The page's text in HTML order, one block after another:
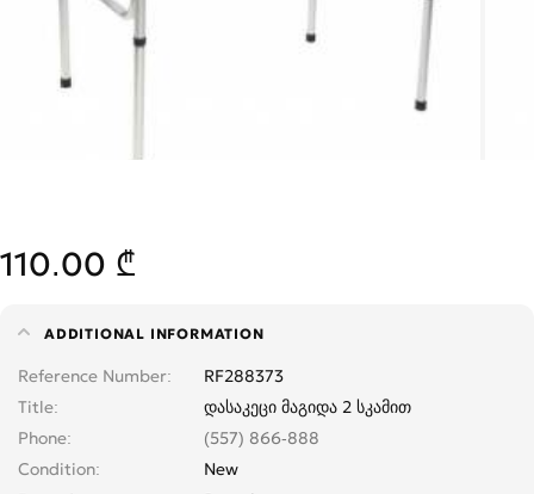
110.00 ₾
ADDITIONAL INFORMATION
Reference Number
RF288373
Title
დასაკეცი მაგიდა 2 სკამით
Phone
(557) 866-888
Condition
New